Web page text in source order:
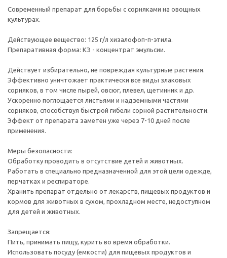
Современный препарат для борьбы с сорняками на овощных
культурах.
Действующее вещество: 125 г/л хизалофоп-п-этила.
Препаративная форма: КЭ - концентрат эмульсии.
Действует избирательно, не повреждая культурные растения.
Эффективно уничтожает практически все виды злаковых
сорняков, в том числе пырей, овсюг, плевел, щетинник и др.
Ускоренно поглощается листьями и надземными частями
сорняков, способствуя быстрой гибели сорной растительности.
Эффект от препарата заметен уже через 7-10 дней после
применения.
Меры безопасности:
Обработку проводить в отсутствие детей и животных.
Работать в специально предназначенной для этой цели одежде,
перчатках и респираторе.
Хранить препарат отдельно от лекарств, пищевых продуктов и
кормов для животных в сухом, прохладном месте, недоступном
для детей и животных.
Запрещается:
Пить, принимать пищу, курить во время обработки.
Использовать посуду (емкости) для пищевых продуктов и